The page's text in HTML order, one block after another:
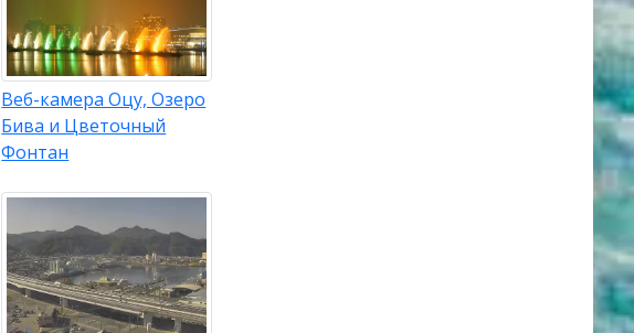
Веб-камера Оцу, Озеро
Бива и Цветочный
Фонтан